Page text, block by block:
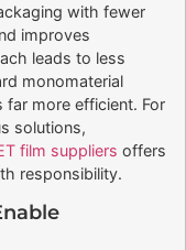
with fewer
improves
leads to less
monomaterial
more efficient. For
solutions,
film suppliers offers
responsibility.